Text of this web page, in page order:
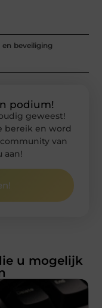
beveiliging
podium!
geweest!
bereik en word
van
aan!
u mogelijk